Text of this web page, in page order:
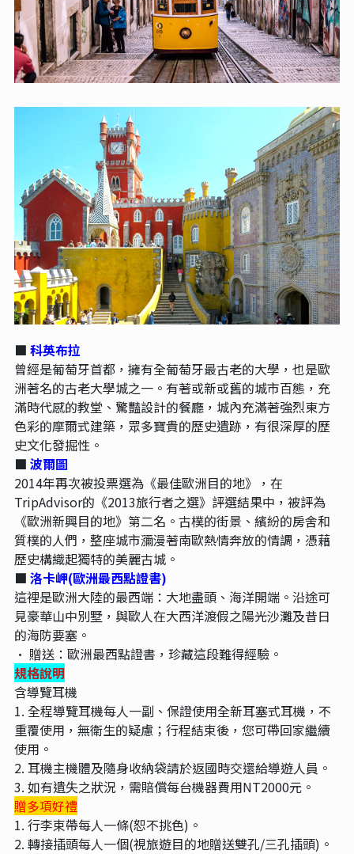
■ 科英布拉
曾經是葡萄牙首都，擁有全葡萄牙最古老的大學，也是歐
洲著名的古老大學城之一。有著或新或舊的城市百態，充
滿時代感的教堂、驚豔設計的餐廳，城內充滿著強烈東方
色彩的摩爾式建築，眾多寶貴的歷史遺跡，有很深厚的歷
史文化發掘性。
■ 波爾圖
2014年再次被投票選為《最佳歐洲目的地》，在
TripAdvisor的《2013旅行者之選》評選結果中，被評為
《歐洲新興目的地》第二名。古樸的街景、繽紛的房舍和
質樸的人們，整座城市瀰漫著南歐熱情奔放的情調，憑藉
歷史構織起獨特的美麗古城。
■ 洛卡岬(歐洲最西點證書)
這裡是歐洲大陸的最西端：大地盡頭、海洋開端。沿途可
見豪華山中別墅，與歐人在大西洋渡假之陽光沙灘及昔日
的海防要塞。
• 贈送：歐洲最西點證書，珍藏這段難得經驗。
規格說明
含導覽耳機
1. 全程導覽耳機每人一副、保證使用全新耳塞式耳機，不
重覆使用，無衛生的疑慮；行程結束後，您可帶回家繼續
使用。
2. 耳機主機體及隨身收納袋請於返國時交還給導遊人員。
3. 如有遺失之狀況，需賠償每台機器費用NT2000元。
贈多項好禮
1. 行李束帶每人一條(恕不挑色)。
2. 轉接插頭每人一個(視旅遊目的地贈送雙孔/三孔插頭)。